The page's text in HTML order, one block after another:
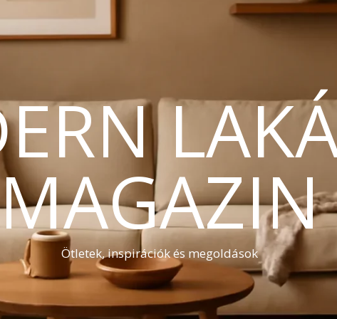
MAGAZIN
Ötletek, inspirációk és megoldások